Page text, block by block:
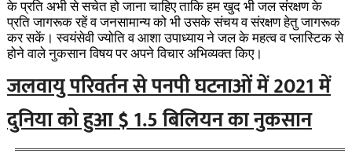
के प्रति अभी से सचेत हो जाना चाहिए ताकि हम खुद भी जल संरक्षण के
प्रति जागरूक रहें व जनसामान्य को भी उसके संचय व संरक्षण हेतु जागरूक
कर सकें। स्वयंसेवी ज्योति व आशा उपाध्याय ने जल के महत्व व प्लास्टिक से
होने वाले नुकसान विषय पर अपने विचार अभिव्यक्त किए।
जलवायु परिवर्तन से पनपी घटनाओं में 2021 में
दुनिया को हुआ $ 1.5 बिलियन का नुकसान